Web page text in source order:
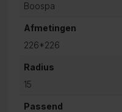
Boospa
Afmetingen
226*226
Radius
15
Passend